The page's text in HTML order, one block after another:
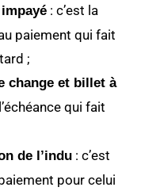
: c’est la
paiement qui fait
;
change et billet à
qui fait
de l’indu : c’est
pour celui